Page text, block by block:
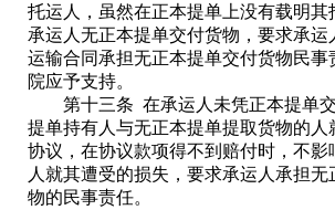
托运人，虽然在正本提单上没有载明其
承运人无正本提单交付货物，要求承运
运输合同承担无正本提单交付货物民事
院应予支持。
第十三条 在承运人未凭正本提单交
提单持有人与无正本提单提取货物的人
协议，在协议款项得不到赔付时，不影
人就其遭受的损失，要求承运人承担无
物的民事责任。